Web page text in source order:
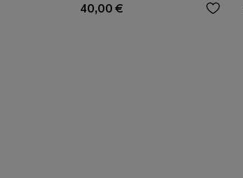
40,00 €